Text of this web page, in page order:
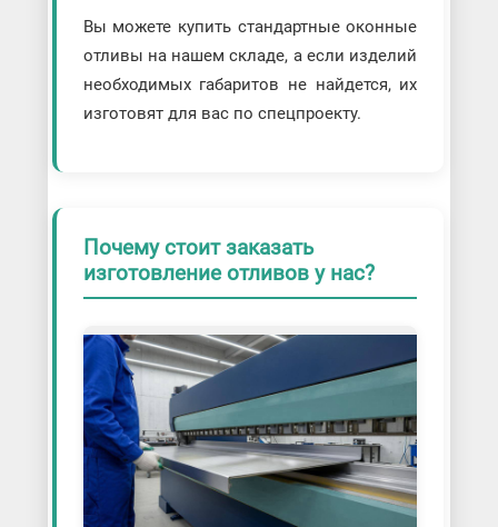
Вы можете купить стандартные оконные
отливы на нашем складе, а если изделий
необходимых габаритов не найдется, их
изготовят для вас по спецпроекту.
Почему стоит заказать
изготовление отливов у нас?